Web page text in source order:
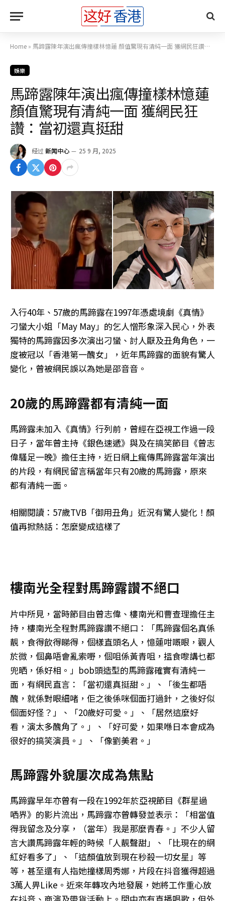
Home » 馬蹄露陳年演出瘋傳撞樣林憶蓮 顏值驚現有清純一面 獲網民狂讚：當初還真挺甜
娛樂
馬蹄露陳年演出瘋傳撞樣林憶蓮
顏值驚現有清純一面 獲網民狂
讚：當初還真挺甜
经过 新闻中心 25 9 月, 2025
入行40年、57歲的馬蹄露在1997年憑處境劇《真情》
刁蠻大小姐「May May」的乞人憎形象深入民心，外表
獨特的馬蹄露因多次演出刁蠻、討人厭及丑角角色，一
度被冠以「香港第一醜女」，近年馬蹄露的面貌有驚人
變化，曾被網民誤以為她是邵音音。
20歲的馬蹄露都有清純一面
馬蹄露未加入《真情》行列前，曾經在亞視工作過一段
日子，當年曾主持《銀色速遞》與及在搞笑節目《曾志
偉騷足一晚》擔任主持，近日網上瘋傳馬蹄露當年演出
的片段，有網民留言稱當年只有20歲的馬蹄露，原來
都有清純一面。
相關閱讀：57歲TVB「御用丑角」近況有驚人變化！顏
值再掀熱話：怎麼變成這樣了
樓南光全程對馬蹄露讚不絕口
片中所見，當時節目由曾志偉、樓南光和曹查理擔任主
持，樓南光全程對馬蹄露讚不絕口：「馬蹄露個名真係
靚，食得飲得睇得，個樣直頭名人，憶蓮咁嘅眼，觀人
於微，個鼻唔會亂索嘢，個咀係黃青咀，搵食嚟講乜都
兜晒，係好相。」bob頭造型的馬蹄露確實有清純一
面，有網民直言：「當初還真挺甜。」、「後生都唔
醜，就係對眼細啫，佢之後係咪個面打過針，之後好似
個面好怪？」、「20歲好可愛。」、「居然這麼好
看，演太多醜角了。」、「好可愛，如果喺日本會成為
很好的搞笑演員。」、「像劉美君。」
馬蹄露外貌屢次成為焦點
馬蹄露早年亦曾有一段在1992年於亞視節目《群星過
哂界》的影片流出，馬蹄露亦曾轉發並表示：「相當值
得我留念及分享，（當年）我是那麼青春。」不少人留
言大讚馬蹄露年輕的時候「人靚聲甜」、「比現在的網
紅好看多了」、「這顏值放到現在秒殺一切女星」等
等，甚至還有人指她撞樣周秀娜，片段在抖音獲得超過
3萬人畀Like。近來年轉攻內地發展，她將工作重心放